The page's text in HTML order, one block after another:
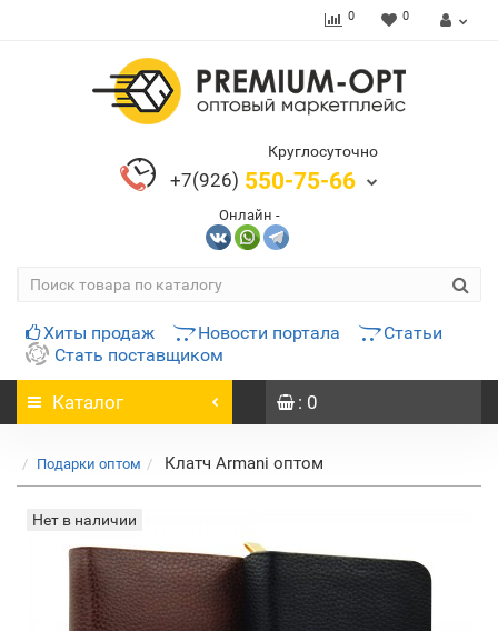
0 0
Круглосуточно
+7(926) 550-75-66
Онлайн -
Хиты продаж Новости портала
Статьи
Стать поставщиком
Каталог : 0
Подарки оптом Клатч Armani оптом
Нет в наличии